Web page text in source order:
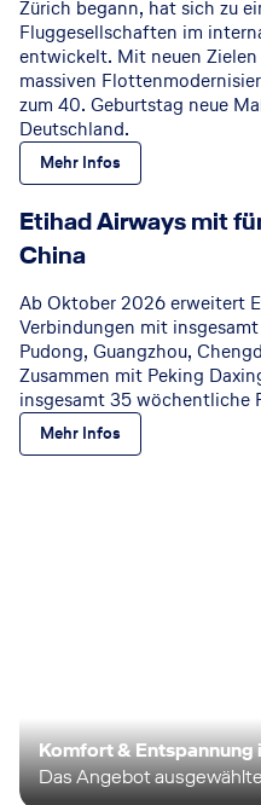
Zürich begann, hat sich zu
Fluggesellschaften im
entwickelt. Mit neuen
massiven
zum 40. Geburtstag neue
Deutschland.
Mehr Infos
Etihad Airways mit
China
Ab Oktober 2026 erweitert
Verbindungen mit
Pudong, Guangzhou,
Zusammen mit Peking
insgesamt 35 wöchentliche
Mehr Infos
Komfort & Entspannung
Das Angebot